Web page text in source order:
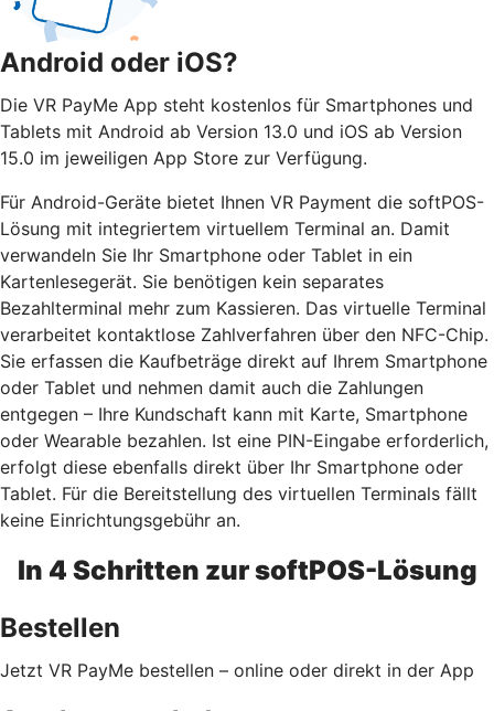
Android oder iOS?
Die VR PayMe App steht kostenlos für Smartphones und
Tablets mit Android ab Version 13.0 und iOS ab Version
15.0 im jeweiligen App Store zur Verfügung.
Für Android-Geräte bietet Ihnen VR Payment die softPOS-
Lösung mit integriertem virtuellem Terminal an. Damit
verwandeln Sie Ihr Smartphone oder Tablet in ein
Kartenlesegerät. Sie benötigen kein separates
Bezahlterminal mehr zum Kassieren. Das virtuelle Terminal
verarbeitet kontaktlose Zahlverfahren über den NFC-Chip.
Sie erfassen die Kaufbeträge direkt auf Ihrem Smartphone
oder Tablet und nehmen damit auch die Zahlungen
entgegen – Ihre Kundschaft kann mit Karte, Smartphone
oder Wearable bezahlen. Ist eine PIN-Eingabe erforderlich,
erfolgt diese ebenfalls direkt über Ihr Smartphone oder
Tablet. Für die Bereitstellung des virtuellen Terminals fällt
keine Einrichtungsgebühr an.
In 4 Schritten zur softPOS-Lösung
Bestellen
Jetzt VR PayMe bestellen – online oder direkt in der App